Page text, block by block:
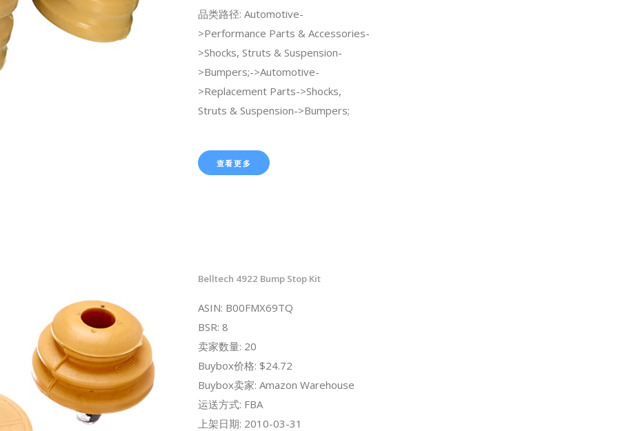
品类路径: Automotive-
>Performance Parts & Accessories-
>Shocks, Struts & Suspension-
>Bumpers;->Automotive-
>Replacement Parts->Shocks,
Struts & Suspension->Bumpers;
查看更多
Belltech 4922 Bump Stop Kit
ASIN: B00FMX69TQ
BSR: 8
卖家数量: 20
Buybox价格: $24.72
Buybox卖家: Amazon Warehouse
运送方式: FBA
上架日期: 2010-03-31